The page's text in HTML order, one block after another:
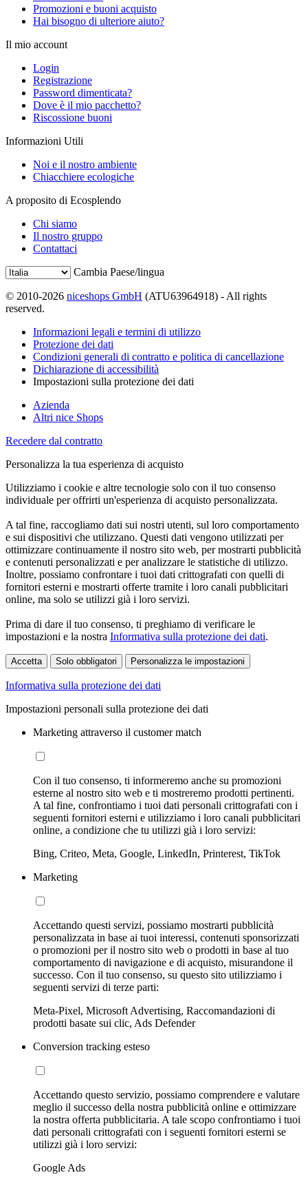
Promozioni e buoni acquisto
Hai bisogno di ulteriore aiuto?
Il mio account
Login
Registrazione
Password dimenticata?
Dove è il mio pacchetto?
Riscossione buoni
Informazioni Utili
Noi e il nostro ambiente
Chiacchiere ecologiche
A proposito di Ecosplendo
Chi siamo
Il nostro gruppo
Contattaci
Cambia Paese/lingua
© 2010-2026 niceshops GmbH (ATU63964918) - All rights
reserved.
Informazioni legali e termini di utilizzo
Protezione dei dati
Condizioni generali di contratto e politica di cancellazione
Dichiarazione di accessibilità
Impostazioni sulla protezione dei dati
Azienda
Altri nice Shops
Recedere dal contratto
Personalizza la tua esperienza di acquisto
Utilizziamo i cookie e altre tecnologie solo con il tuo consenso
individuale per offrirti un'esperienza di acquisto personalizzata.
A tal fine, raccogliamo dati sui nostri utenti, sul loro comportamento
e sui dispositivi che utilizzano. Questi dati vengono utilizzati per
ottimizzare continuamente il nostro sito web, per mostrarti pubblicità
e contenuti personalizzati e per analizzare le statistiche di utilizzo.
Inoltre, possiamo confrontare i tuoi dati crittografati con quelli di
fornitori esterni e mostrarti offerte tramite i loro canali pubblicitari
online, ma solo se utilizzi già i loro servizi.
Prima di dare il tuo consenso, ti preghiamo di verificare le
impostazioni e la nostra Informativa sulla protezione dei dati.
Accetta Solo obbligatori Personalizza le impostazioni
Informativa sulla protezione dei dati
Impostazioni personali sulla protezione dei dati
Marketing attraverso il customer match
Con il tuo consenso, ti informeremo anche su promozioni
esterne al nostro sito web e ti mostreremo prodotti pertinenti.
A tal fine, confrontiamo i tuoi dati personali crittografati con i
seguenti fornitori esterni e utilizziamo i loro canali pubblicitari
online, a condizione che tu utilizzi già i loro servizi:
Bing, Criteo, Meta, Google, LinkedIn, Printerest, TikTok
Marketing
Accettando questi servizi, possiamo mostrarti pubblicità
personalizzata in base ai tuoi interessi, contenuti sponsorizzati
o promozioni per il nostro sito web o prodotti in base al tuo
comportamento di navigazione e di acquisto, misurandone il
successo. Con il tuo consenso, su questo sito utilizziamo i
seguenti servizi di terze parti:
Meta-Pixel, Microsoft Advertising, Raccomandazioni di
prodotti basate sui clic, Ads Defender
Conversion tracking esteso
Accettando questo servizio, possiamo comprendere e valutare
meglio il successo della nostra pubblicità online e ottimizzare
la nostra offerta pubblicitaria. A tale scopo confrontiamo i tuoi
dati personali crittografati con i seguenti fornitori esterni se
utilizzi già i loro servizi:
Google Ads